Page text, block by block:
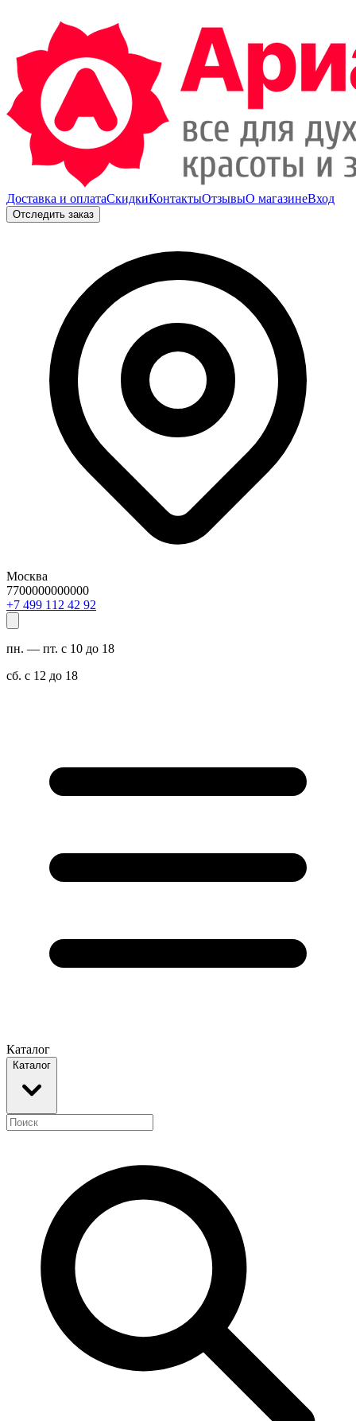
Доставка и оплатаСкидкиКонтактыОтзывыО магазинеВход
Отследить заказ
Москва
7700000000000
29 24 211 994 7+
пн. — пт. с 10 до 18
сб. с 12 до 18
Каталог
Каталог